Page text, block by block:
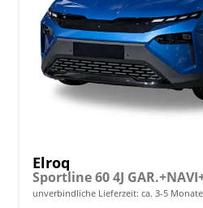
Elroq
unverbindliche Lieferzeit: ca. 3-5 Monate